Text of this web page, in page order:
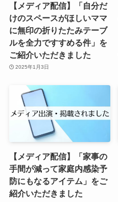
【メディア配信】「自分だ
けのスペースがほしいママ
に無印の折りたたみテーブ
ルを全力ですすめる件」を
ご紹介いただきました
2025年1月3日
【メディア配信】「家事の
手間が減って家庭内感染予
防にもなるアイテム」をご
紹介いただきました